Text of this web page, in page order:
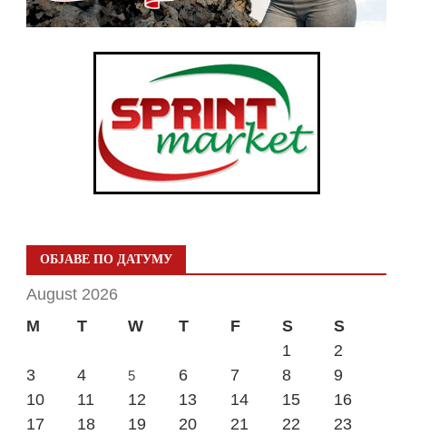
ОБЈАВЕ ПО ДАТУМУ
August 2026
M
T W T F S
S
1
2
3
4 5 6 7 8
9
10
11 12 13 14 15
16
17
18 19 20 21 22
23